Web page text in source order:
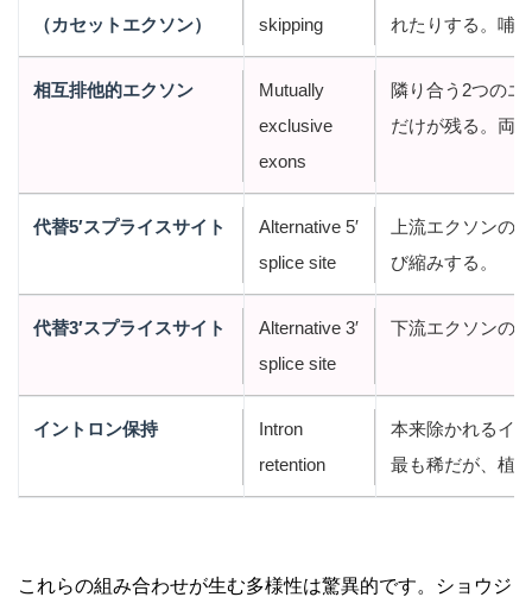
（カセットエクソン）
skipping
れたりする。哺
相互排他的エクソン
Mutually
exclusive
exons
隣り合う2つの
だけが残る。両
代替5′スプライスサイト
Alternative 5′
splice site
上流エクソンの
び縮みする。
代替3′スプライスサイト
Alternative 3′
splice site
下流エクソンの
イントロン保持
Intron
retention
本来除かれるイ
最も稀だが、植
これらの組み合わせが生む多様性は驚異的です。ショウジ